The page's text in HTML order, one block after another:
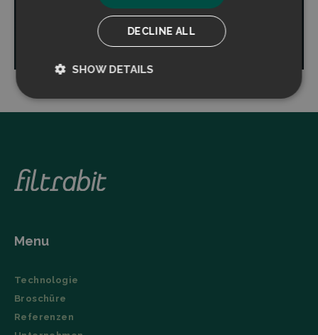
Menu
Technologie
Broschüre
Referenzen
DECLINE ALL
SHOW DETAILS
Strictly
necessary
Performance
Targeting